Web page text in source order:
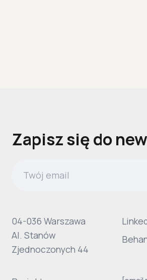
04-036 Warszawa
Al. Stanów
Zjednoczonych 44
Zapisz się do